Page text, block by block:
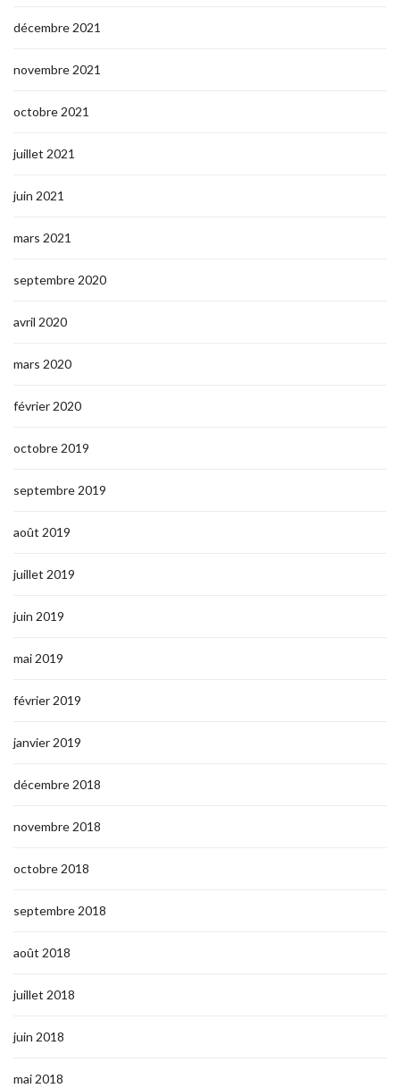
décembre 2021
novembre 2021
octobre 2021
juillet 2021
juin 2021
mars 2021
septembre 2020
avril 2020
mars 2020
février 2020
octobre 2019
septembre 2019
août 2019
juillet 2019
juin 2019
mai 2019
février 2019
janvier 2019
décembre 2018
novembre 2018
octobre 2018
septembre 2018
août 2018
juillet 2018
juin 2018
mai 2018